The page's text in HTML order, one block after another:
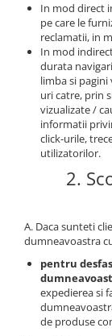
In mod direct
pe care le
reclamatii, in
In mod
durata
limba si pagini
uri catre, prin
vizualizate /
informatii
click-urile,
utilizatorilor.
2.
A. Daca sunteti
dumneavoastra
pentru
expedierea si
de produse